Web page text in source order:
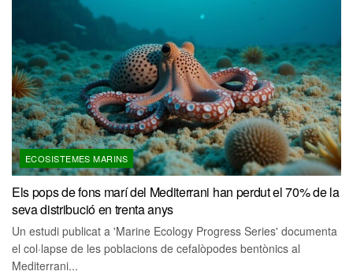
ECOSISTEMES MARINS
Els pops de fons marí del Mediterrani han perdut el 70% de la
seva distribució en trenta anys
Un estudi publicat a 'Marine Ecology Progress Series' documenta
el col·lapse de les poblacions de cefalòpodes bentònics al
Mediterrani...